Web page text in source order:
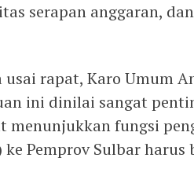
serapan anggaran,
rapat, Karo Umum
ini dinilai sangat
menunjukkan fungsi
ke Pemprov Sulbar